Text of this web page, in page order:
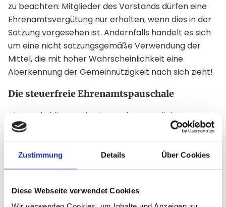
Zustimmung Details Über Cookies
Diese Webseite verwendet Cookies
zu beachten: Mitglieder des Vorstands dürfen eine
Ehrenamtsvergütung nur erhalten, wenn dies in der
Satzung vorgesehen ist. Andernfalls handelt es sich
um eine nicht satzungsgemäße Verwendung der
Mittel, die mit hoher Wahrscheinlichkeit eine
Aberkennung der Gemeinnützigkeit nach sich zieht!
Die steuerfreie Ehrenamtspauschale
Als Verein können Sie einem ehrenamtlichen
Unterstützer eine jährliche Aufwandsentschädigung
von 720 Euro steuerfrei zukommen lassen. Jede
Person darf diese Pauschale jedoch nur von einem
Verein beziehen. Daher sollten Sie sich schriftlich
Pauschale im selben Jahr bei keinem anderen